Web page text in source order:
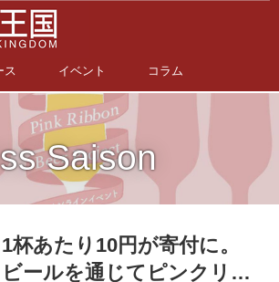
ス イベント コラム
Saison
1杯あたり10円が寄付に。
ビールを通じてピンクリボ